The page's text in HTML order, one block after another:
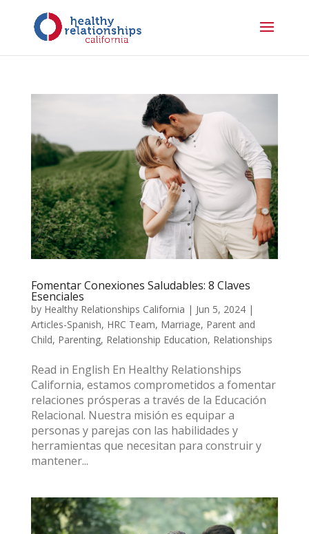
Fomentar Conexiones Saludables: 8 Claves
Esenciales
by Healthy Relationships California | Jun 5, 2024|
Articles-Spanish, HRC Team, Marriage, Parent and
Child, Parenting, Relationship Education, Relationships
Read in English En Healthy Relationships
California, estamos comprometidos a fomentar
relaciones prósperas a través de la Educación
Relacional. Nuestra misión es equipar a
personas y parejas con las habilidades y
herramientas que necesitan para construir y
mantener...